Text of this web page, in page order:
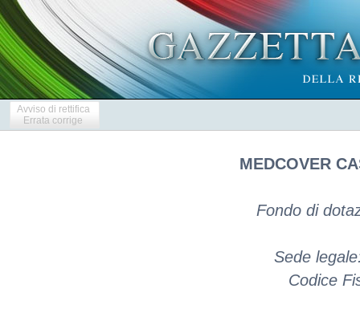
Avviso di rettifica
Errata corrige
MEDCOVER
Fondo di
Sede
Codice